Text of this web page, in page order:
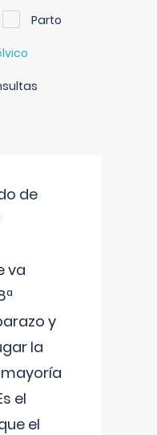
Parto
de
va
y
la
el
el